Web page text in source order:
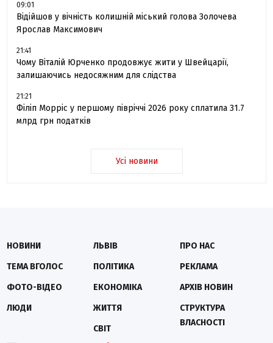
09:01
Відійшов у вічність колишній міський голова Золочева
Ярослав Максимович
21:41
Чому Віталій Юрченко продовжує жити у Швейцарії,
залишаючись недосяжним для слідства
21:21
Філіп Морріс у першому півріччі 2026 року сплатила 31.7
млрд грн податків
Усі новини
НОВИНИ
ТЕМА ВГОЛОС
ФОТО-ВІДЕО
ЛЮДИ
ЛЬВІВ
ПОЛІТИКА
ЕКОНОМІКА
ЖИТТЯ
СВІТ
ПРО НАС
РЕКЛАМА
АРХІВ НОВИН
СТРУКТУРА
ВЛАСНОСТІ